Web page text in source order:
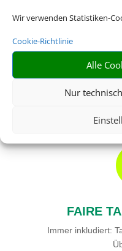
Wir verwenden Statistiken-
Cookie-Richtlinie
Alle
Nur
freie
FAIRE
Immer inkludiert: